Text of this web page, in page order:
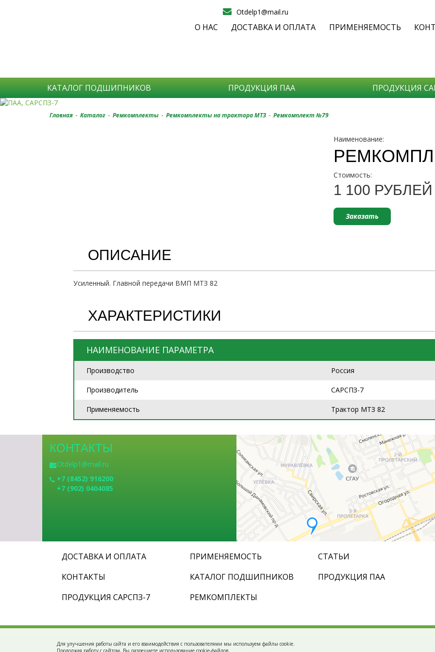
Otdelp1@mail.ru
О НАС ДОСТАВКА И ОПЛАТА ПРИМЕНЯЕМОСТЬ
Для улучшения работы сайта и его взаимодействия с пользователями мы используем файлы cookie.
Продолжая работу с сайтом, Вы разрешаете использование cookie-файлов.
КАТАЛОГ ПОДШИПНИКОВ ПРОДУКЦИЯ ПАА ПРОДУКЦИЯ
-
-
Главная - Каталог - Ремкомплекты - Ремкомплекты на трактора МТЗ - Ремкомплект №79
Наименование:
Стоимость:
1 100 РУБЛЕЙ
Заказать
ОПИСАНИЕ
Усиленный. Главной передачи ВМП МТЗ 82
ХАРАКТЕРИСТИКИ
НАИМЕНОВАНИЕ ПАРАМЕТРА
Производство Россия
Производитель САРСПЗ-7
Применяемость Трактор МТЗ 82
КОНТАКТЫ
Otdelp1@mail.ru
+7 (8452) 916200
+7 (902) 0404085
ДОСТАВКА И ОПЛАТА ПРИМЕНЯЕМОСТЬ
СТАТЬИ
КОНТАКТЫ
КАТАЛОГ ПОДШИПНИКОВ
ПРОДУКЦИЯ ПАА
ПРОДУКЦИЯ САРСПЗ-7
РЕМКОМПЛЕКТЫ